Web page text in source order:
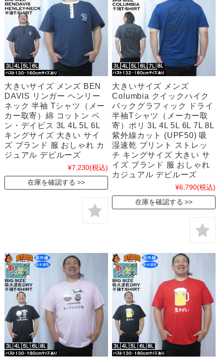
大きいサイズ メンズ BEN
DAVIS リンガー ヘンリー
ネック 半袖 Tシャツ（メー
カー取寄）綿 コットン ベ
ン・デイビス 3L 4L 5L 6L
キングサイズ 大きい サイ
ズ ブランド 服 おしゃれ カ
ジュアル デビルーズ
¥7,230(税込)
在庫を確認する
大きいサイズ メンズ
Columbia クイックハイク
バックグラフィック ドライ
半袖Tシャツ（メーカー取
寄）ポリ 3L 4L 5L 6L 7L 8L
紫外線カット (UPF50) 吸
湿速乾 プリント ストレッ
チ キングサイズ 大きい サ
イズ ブランド 服 おしゃれ
カジュアル デビルーズ
¥6,790(税込)
在庫を確認する